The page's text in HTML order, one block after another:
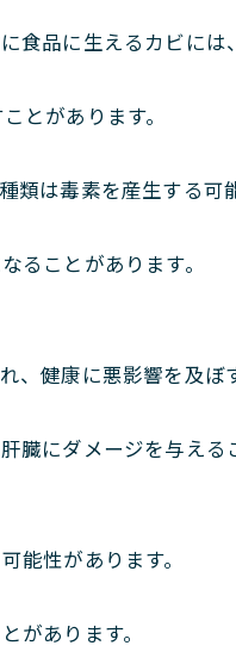
食品に生えるカビには
とがあります。
は毒素を産生する可
ることがあります。
、健康に悪影響を及ぼ
臓にダメージを与える
能性があります。
があります。